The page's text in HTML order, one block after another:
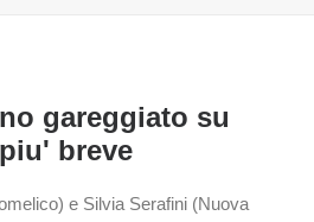
gareggiato su
breve
e Silvia Serafini (Nuova